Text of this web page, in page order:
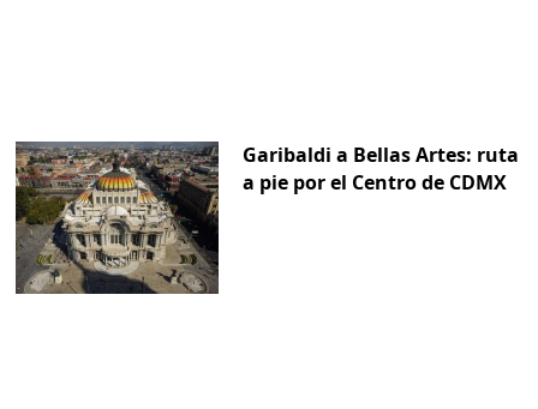
Garibaldi a Bellas Artes: ruta
a pie por el Centro de CDMX